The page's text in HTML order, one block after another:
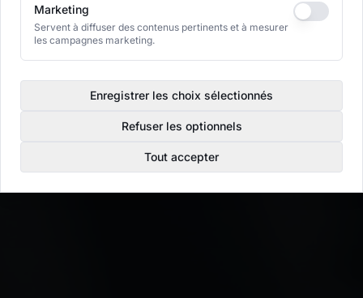
Marketing
Servent à diffuser des contenus pertinents et à mesurer
les campagnes marketing.
Enregistrer les choix sélectionnés
Refuser les optionnels
Tout accepter